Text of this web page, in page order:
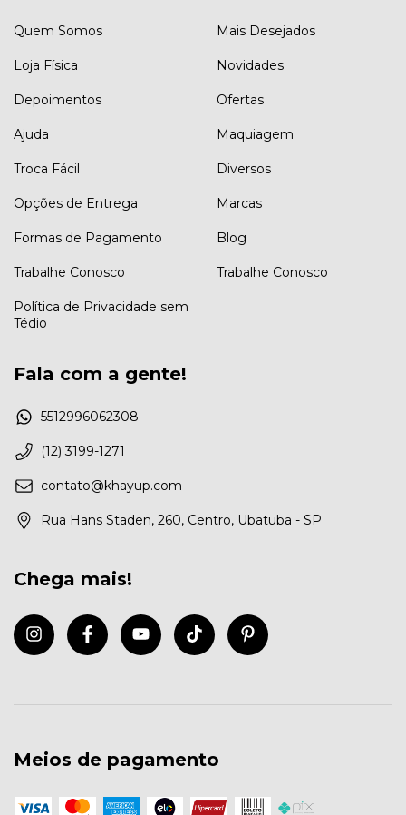
Quem Somos
Loja Física
Depoimentos
Ajuda
Troca Fácil
Opções de Entrega
Formas de Pagamento
Trabalhe Conosco
Política de Privacidade sem
Tédio
Mais Desejados
Novidades
Ofertas
Maquiagem
Diversos
Marcas
Blog
Trabalhe Conosco
Fala com a gente!
5512996062308
(12) 3199-1271
contato@khayup.com
Rua Hans Staden, 260, Centro, Ubatuba - SP
Chega mais!
Meios de pagamento